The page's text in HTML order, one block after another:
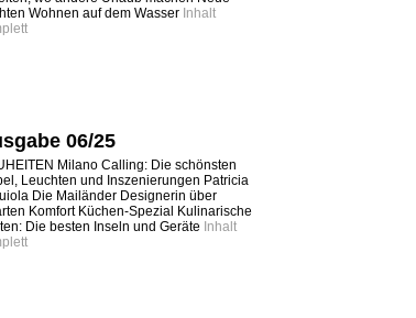
Wohnen auf dem Wasser Inhalt
06/25
Milano Calling: Die schönsten
Leuchten und Inszenierungen Patricia
Die Mailänder Designerin über
Komfort Küchen-Spezial Kulinarische
Die besten Inseln und Geräte Inhalt